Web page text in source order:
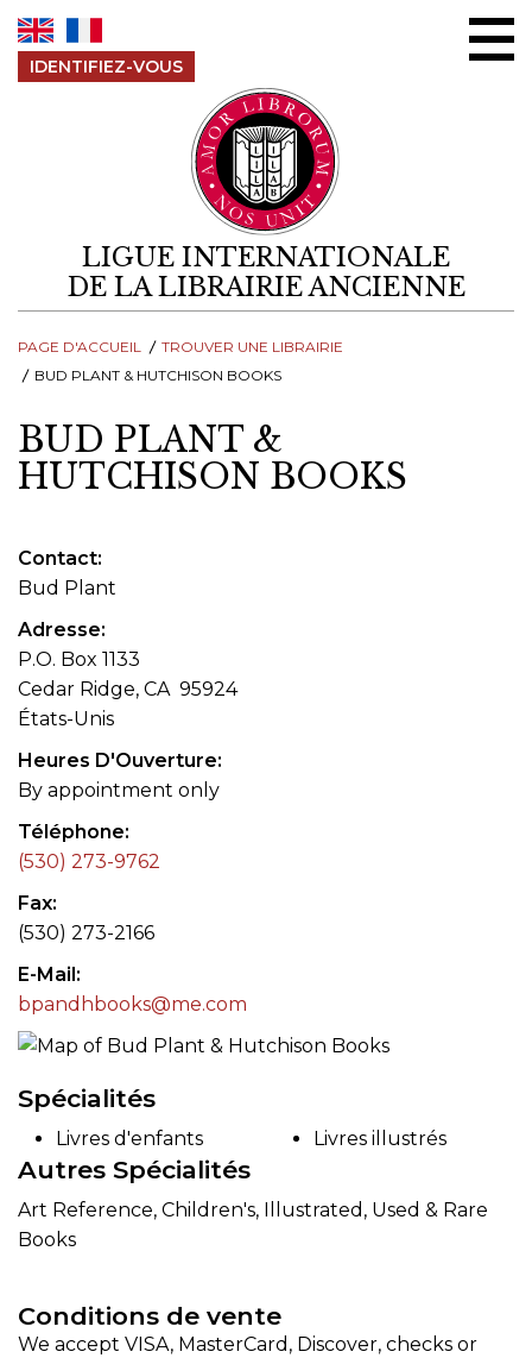
IDENTIFIEZ-VOUS
LIGUE INTERNATIONALE
DE LA LIBRAIRIE ANCIENNE
PAGE D'ACCUEIL
TROUVER UNE LIBRAIRIE
BUD PLANT & HUTCHISON BOOKS
BUD PLANT &
HUTCHISON BOOKS
Contact
Bud Plant
Adresse
P.O. Box 1133
Cedar Ridge, CA 95924
États-Unis
Heures D'Ouverture
By appointment only
Téléphone
(530) 273-9762
Fax
(530) 273-2166
E-Mail
bpandhbooks@me.com
Spécialités
Livres d'enfants Livres illustrés
Autres Spécialités
Art Reference, Children's, Illustrated, Used & Rare
Books
Conditions de vente
We accept VISA, MasterCard, Discover, checks or